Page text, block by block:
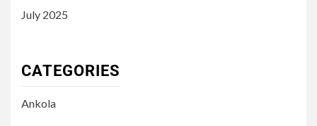
July 2025
CATEGORIES
Ankola